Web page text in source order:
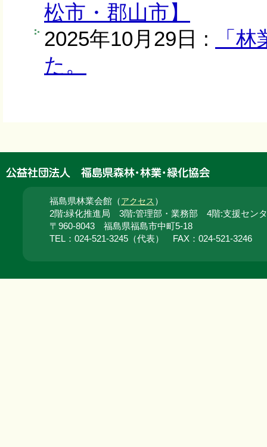
松市・郡山市】
2025年10月29日 :
「
た。
福島県林業会館（ アクセス ）
2階:緑化推進局 3階:管理部・業務部 4階:支援セン
〒960-8043 福島県福島市中町5-18
TEL：024‐521‐3245（代表） FAX：024‐521‐3246